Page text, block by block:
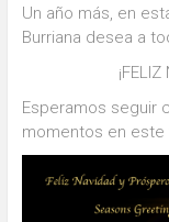
Un año más, en
Burriana desea a
Esperamos seguir
momentos en este